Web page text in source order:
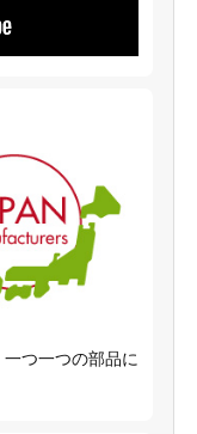
つ一つの部品に